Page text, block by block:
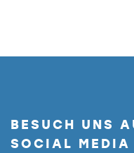
BESUCH UNS
SOCIAL MEDIA